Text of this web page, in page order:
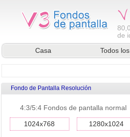
de
Casa
Todos
Fondo de Pantalla Resolución
4:3/5:4 Fondos de pantalla normal
1024x768 1280x1024